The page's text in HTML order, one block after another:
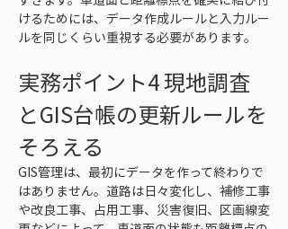
けるためには、データ作成ルールと入力ルー
ルを同じくらい重視する必要があります。
実務ポイント4 現地調査
とGIS台帳の更新ルールを
そろえる
GIS管理は、最初にデータを作って終わりで
はありません。道路は日々変化し、補修工事
や改良工事、占用工事、災害復旧、区画線変